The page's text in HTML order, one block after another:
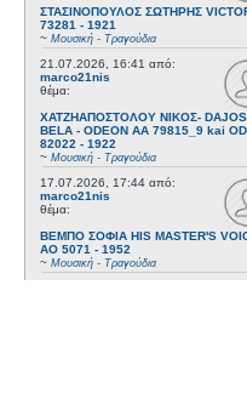
ΣΤΑΣΙΝΟΠΟΥΛΟΣ ΣΩΤΗΡΗΣ
73281 - 1921
~ Μουσική - Τραγούδια
21.07.2026, 16:41 από:
marco21nis
θέμα:
ΧΑΤΖΗΑΠΟΣΤΟΛΟΥ ΝΙΚΟΣ- DAJOS
BELA - ODEON AA 79815_9 kai
82022 - 1922
~ Μουσική - Τραγούδια
17.07.2026, 17:44 από:
marco21nis
θέμα:
ΒΕΜΠΟ ΣΟΦΙΑ HIS MASTER'S
AO 5071 - 1952
~ Μουσική - Τραγούδια
1. Να αναφέρετε τον αρχικό
3. Αν διασκευάσετε με κάθε